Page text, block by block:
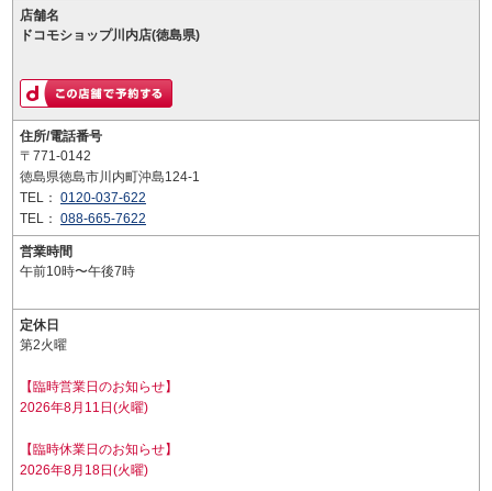
店舗名
ドコモショップ川内店(徳島県)
住所/電話番号
〒771-0142
徳島県徳島市川内町沖島124-1
TEL： 0120-037-622
TEL： 088-665-7622
営業時間
午前10時〜午後7時
定休日
第2火曜
【臨時営業日のお知らせ】
2026年8月11日(火曜)
【臨時休業日のお知らせ】
2026年8月18日(火曜)